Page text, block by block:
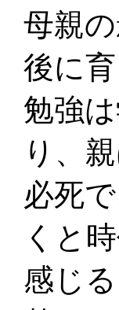
母親
後に
勉強
り、
必死
くと
感じ